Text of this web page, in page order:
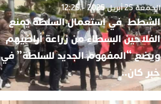
الجمعة 25 أبريل 2025 - 12:25
الشطط في استعمال السلطة يمنع
الفلاحين البسطاء من زراعة أراضيهم
ويضع “المفهوم الجديد للسلطة” في
خبر كان..